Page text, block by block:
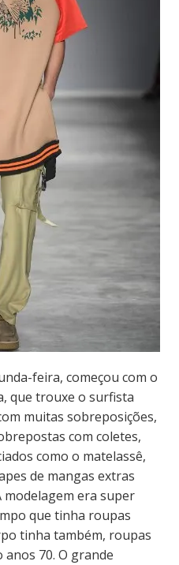
feira, começou com o
que trouxe o surfista
muitas sobreposições,
com coletes,
como o matelassê,
de mangas extras
modelagem era super
que tinha roupas
tinha também, roupas
70. O grande